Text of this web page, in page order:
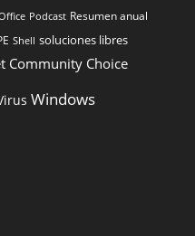
Podcast Resumen anual
Shell soluciones libres
Community Choice
Windows